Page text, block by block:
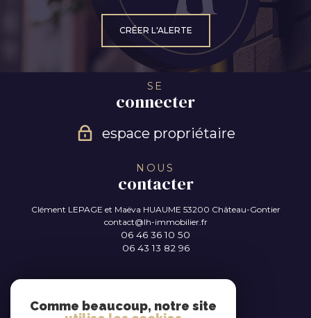
CRÉER L'ALERTE
SE
connecter
espace propriétaire
NOUS
contacter
06 43 13 82 96
06 46 36 10 50
contact@lh-immobilier.fr
Clément LEPAGE et Maëva HUAUME 53200 Château-Gontier
suivre
Comme beaucoup, notre site